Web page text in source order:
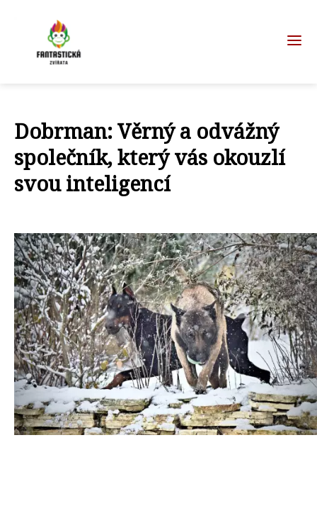
Dobrman: Věrný a odvážný
společník, který vás okouzlí
svou inteligencí